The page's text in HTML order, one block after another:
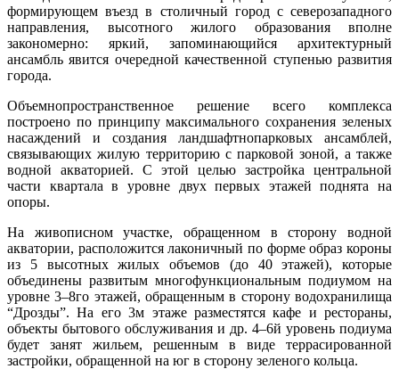
формирующем въезд в столичный город с северозападного
направления, высотного жилого образования вполне
закономерно: яркий, запоминающийся архитектурный
ансамбль явится очередной качественной ступенью развития
города.
Объемнопространственное решение всего комплекса
построено по принципу максимального сохранения зеленых
насаждений и создания ландшафтнопарковых ансамблей,
связывающих жилую территорию с парковой зоной, а также
водной акваторией. С этой целью застройка центральной
части квартала в уровне двух первых этажей поднята на
опоры.
На живописном участке, обращенном в сторону водной
акватории, расположится лаконичный по форме образ короны
из 5 высотных жилых объемов (до 40 этажей), которые
объединены развитым многофункциональным подиумом на
уровне 3–8го этажей, обращенным в сторону водохранилища
“Дрозды”. На его 3м этаже разместятся кафе и рестораны,
объекты бытового обслуживания и др. 4–6й уровень подиума
будет занят жильем, решенным в виде террасированной
застройки, обращенной на юг в сторону зеленого кольца.